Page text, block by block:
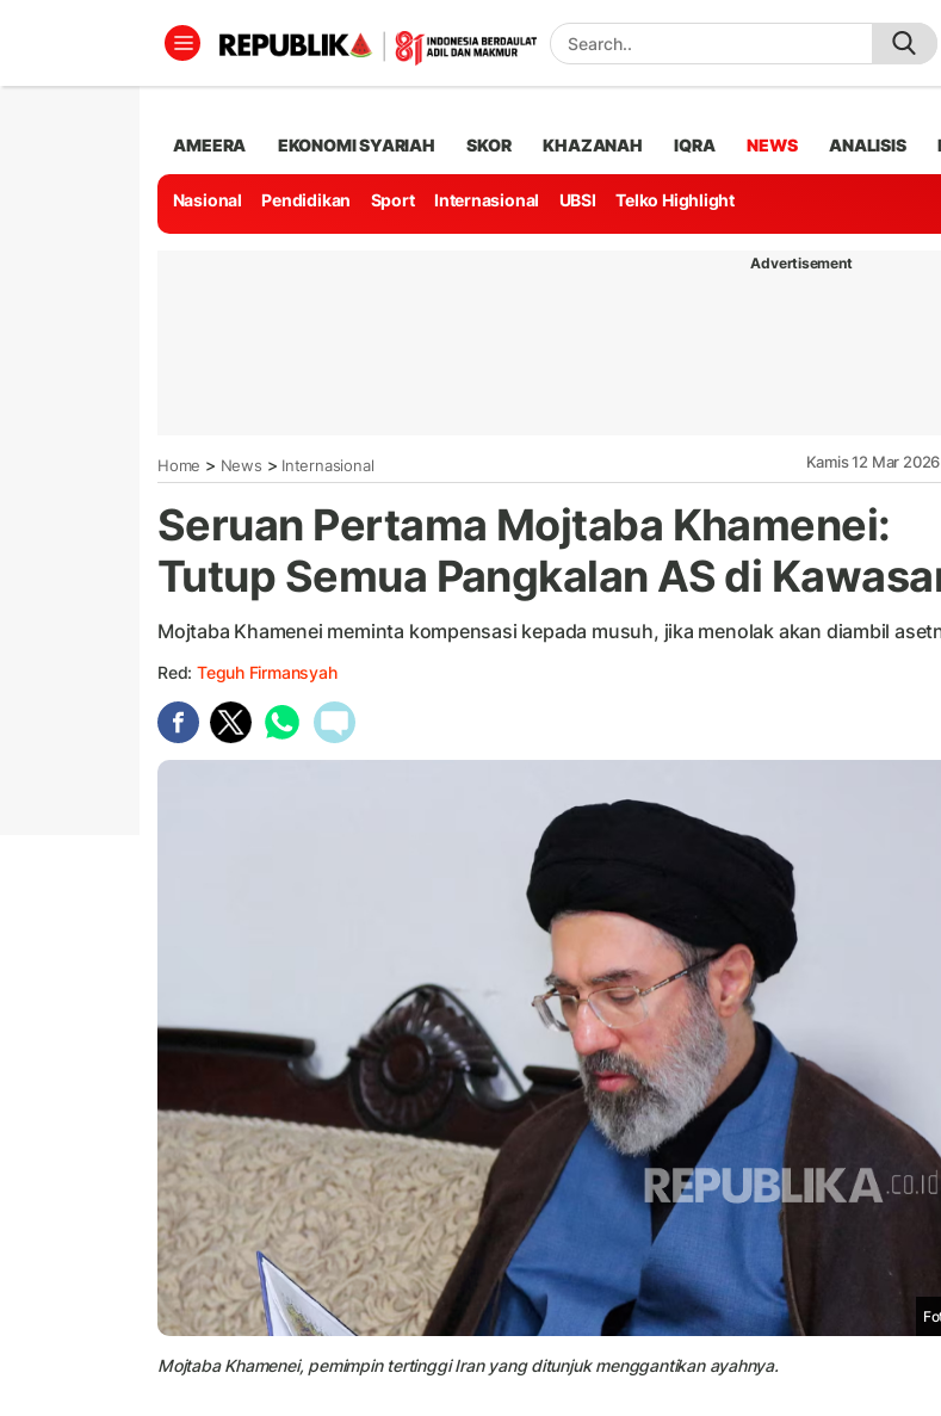
AMEERA EKONOMI SYARIAH SKOR KHAZANAH IQRA NEWS ANALISIS
Nasional Pendidikan Sport Internasional UBSI Telko Highlight
Advertisement
Home > News > Internasional Kamis 12 Mar
Seruan Pertama Mojtaba Khamenei:
Tutup Semua Pangkalan AS di
Mojtaba Khamenei meminta kompensasi kepada musuh, jika menolak akan diambil
Red: Teguh Firmansyah
Mojtaba Khamenei, pemimpin tertinggi Iran yang ditunjuk menggantikan ayahnya.